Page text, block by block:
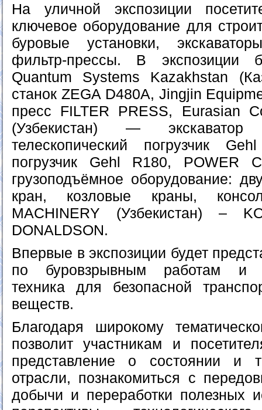
На уличной экспозиции
ключевое оборудование для
буровые установки,
фильтр-прессы. В экспозиции
Quantum Systems Kazakhstan
станок ZEGA D480A, Jingjin
пресс FILTER PRESS, Eurasian
(Узбекистан) —
телескопический погрузчик
погрузчик Gehl R180, POWER
грузоподъёмное оборудование:
кран, козловые краны,
MACHINERY (Узбекистан) –
DONALDSON.
Впервые в экспозиции будет
по буровзрывным работам и
техника для безопасной
веществ.
Благодаря широкому
позволит участникам и
представление о состоянии и
отрасли, познакомиться с
добычи и переработки полезных